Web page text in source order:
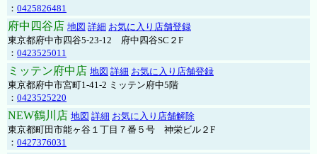
： 0425826481
府中四谷店 地図 詳細 お気に入り店舗登録
東京都府中市四谷5-23-12 府中四谷SC２F
： 0423525011
ミッテン府中店 地図 詳細 お気に入り店舗登録
東京都府中市宮町1-41-2 ミッテン府中5階
： 0423525220
NEW鶴川店 地図 詳細 お気に入り店舗解除
東京都町田市能ヶ谷１丁目７番５号 神栄ビル２F
： 0427376031